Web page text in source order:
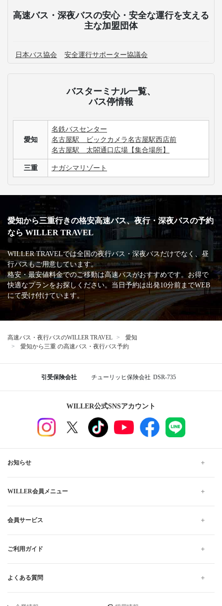
高速バス・深夜バスの安心・安全な運行を支える
主な加盟団体
日本バス協会 安全運行サポーター協議会
バスターミナル一覧、
バス停情報
愛知
名鉄バスセンター
名古屋駅 ビックカメラ名古屋駅西店前
名古屋駅 太閤通口広場【集合場所】
三重 ナガシマリゾート
愛知から三重行きの格安高速バス、夜行・深夜バスの予約
なら WILLER TRAVEL
WILLER TRAVELでは全国の夜行バス・深夜バスだけでなく、昼
行バスもご用意しています。
格安・最安値料金でのご移動は高速バスがおすすめです。お得で
快適なプランをお探しください。当日予約は出発10分前までWEB
にて受け付けています。
高速バス・夜行バスのWILLER TRAVEL
愛知
愛知から三重 の高速バス・夜行バス予約
引受保険会社 チューリッヒ保険会社 DSR-735
WILLER公式SNSアカウント
お知らせ
WILLER会員メニュー
会員サービス
ご利用ガイド
よくある質問